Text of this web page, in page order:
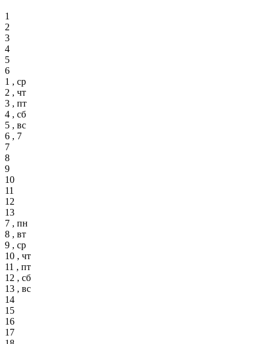
1
2
3
4
5
6
1 , ср
2 , чт
3 , пт
4 , сб
5 , вс
6 , 7
7
8
9
10
11
12
13
7 , пн
8 , вт
9 , ср
10 , чт
11 , пт
12 , сб
13 , вс
14
15
16
17